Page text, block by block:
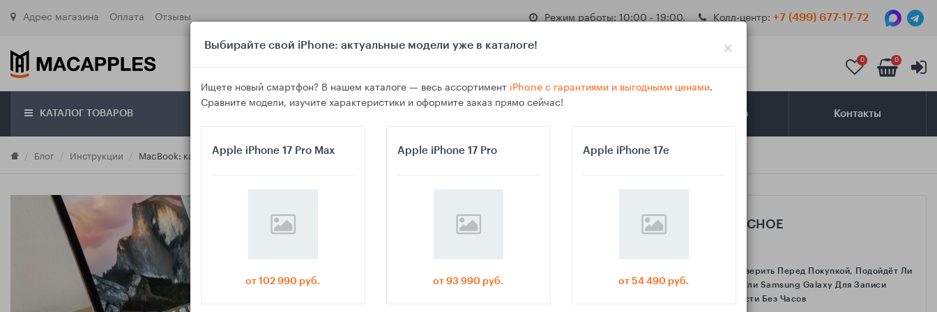
Адрес магазина Оплата Отзывы Режим работы: 10:00 - 19:00. Колл-центр: +7 (499) 677-17-72
0 0
КАТАЛОГ ТОВАРОВ Самовывоз Контакты
Блог Инструкции MacBook: как сделать резервную копию перед ремонтом или продажей — iCloud, Time Machine и проверка
САМОЕ ИНТЕРЕСНОЕ
Как Проверить Перед Покупкой, Подойдёт Ли
IPhone Или Samsung Galaxy Для Записи
Активности Без Часов
Выбирайте свой iPhone: актуальные модели уже в каталоге! ×
Ищете новый смартфон? В нашем каталоге — весь ассортимент iPhone с гарантиями и выгодными ценами.
Сравните модели, изучите характеристики и оформите заказ прямо сейчас!
Apple iPhone 17 Pro Max
от 102 990 руб.
Apple iPhone 17 Pro
от 93 990 руб.
Apple iPhone 17e
от 54 490 руб.